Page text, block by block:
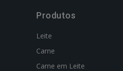
Produtos
Leite
Carne
Carne em Leite